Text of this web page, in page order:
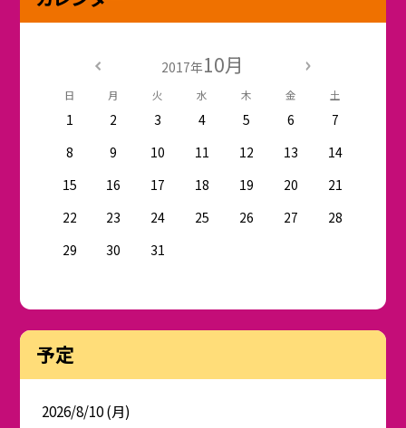
2017年10月
日 月 火 水 木 金 土
1 2 3 4 5 6
7
8
9 10 11 12 13
14
15
16 17 18 19 20
21
22
23 24 25 26 27
28
29
30 31
予定
2026/8/10 (月)